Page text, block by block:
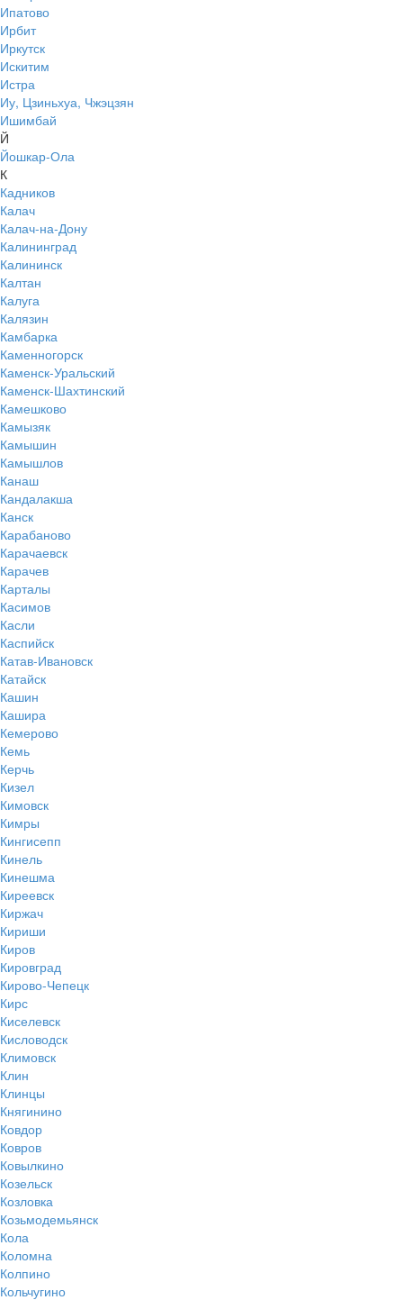
Ипатово
Ирбит
Иркутск
Искитим
Истра
Иу, Цзиньхуа, Чжэцзян
Ишимбай
Й
Йошкар-Ола
К
Кадников
Калач
Калач-на-Дону
Калининград
Калининск
Калтан
Калуга
Калязин
Камбарка
Каменногорск
Каменск-Уральский
Каменск-Шахтинский
Камешково
Камызяк
Камышин
Камышлов
Канаш
Кандалакша
Канск
Карабаново
Карачаевск
Карачев
Карталы
Касимов
Касли
Каспийск
Катав-Ивановск
Катайск
Кашин
Кашира
Кемерово
Кемь
Керчь
Кизел
Кимовск
Кимры
Кингисепп
Кинель
Кинешма
Киреевск
Киржач
Кириши
Киров
Кировград
Кирово-Чепецк
Кирс
Киселевск
Кисловодск
Климовск
Клин
Клинцы
Княгинино
Ковдор
Ковров
Ковылкино
Козельск
Козловка
Козьмодемьянск
Кола
Коломна
Колпино
Кольчугино